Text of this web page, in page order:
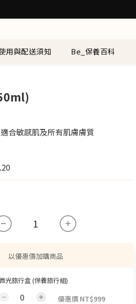
用與配送須知 Be_保養百科
合敏感肌及所有肌膚膚質
以優惠價加購商品
光旅行盒 (保養旅行組)
優惠價 NT$999